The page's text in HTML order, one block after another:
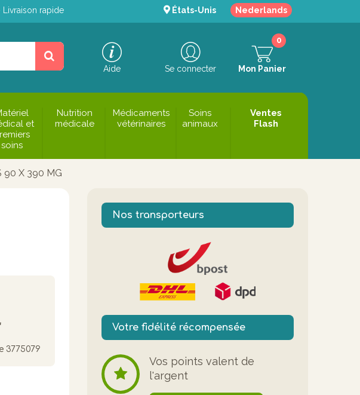
Livraison rapide États-Unis Nederlands
Aide Se connecter Mon Panier
0
et
soins
Nutrition
médicale
Médicaments
vétérinaires
Soins
animaux
Ventes
Flash
90 X 390 MG
3775079
Nos transporteurs
Votre fidélité récompensée
Vos points valent de
l'argent